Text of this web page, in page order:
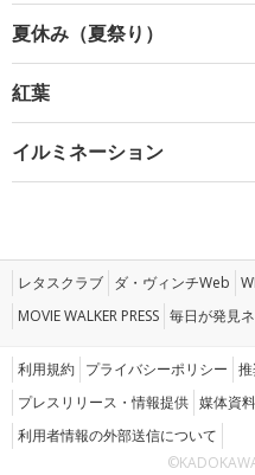
夏休み（夏祭り）
紅葉
イルミネーション
レタスクラブ ダ・ヴィンチWeb
MOVIE WALKER PRESS 毎日が発見
利用規約 プライバシーポリシー
プレスリリース・情報提供 媒体資料
利用者情報の外部送信について